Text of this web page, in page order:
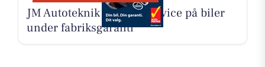
JM Autoteknik udfører service på biler
under fabriksgaranti